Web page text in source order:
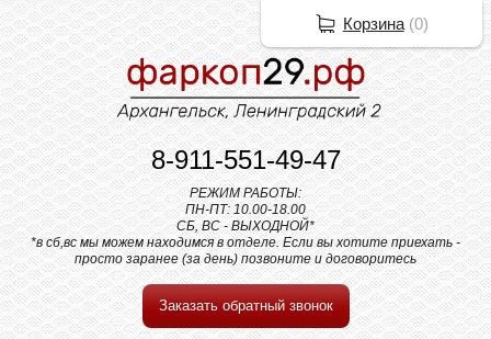
8-911-551-49-47
РЕЖИМ РАБОТЫ:
ПН-ПТ: 10.00-18.00
СБ, ВС - ВЫХОДНОЙ*
*в сб,вс мы можем находимся в отделе. Если вы хотите приехать -
просто заранее (за день) позвоните и договоритесь
Заказать обратный звонок
Корзина(0)